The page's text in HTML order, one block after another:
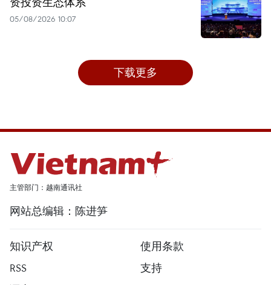
05/08/2026 10:07
下载更多
主管部门：越南通讯社
网站总编辑：陈进笋
知识产权
使用条款
RSS
支持